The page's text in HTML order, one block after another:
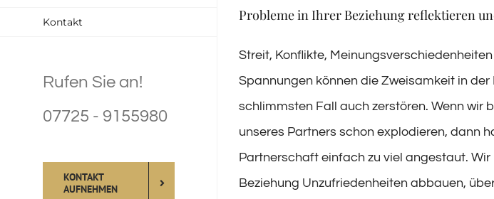
Kontakt
Rufen Sie an!
07725 - 9155980
KONTAKT
AUFNEHMEN
Probleme in Ihrer Beziehung reflektieren
Streit, Konflikte,
Spannungen können die Zweisamkeit in
schlimmsten Fall auch zerstören. Wenn wir
unseres Partners schon explodieren, dann
Partnerschaft einfach zu viel angestaut. Wir
Beziehung Unzufriedenheiten abbauen,